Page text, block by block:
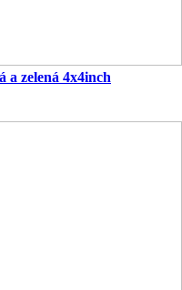
a zelená 4x4inch